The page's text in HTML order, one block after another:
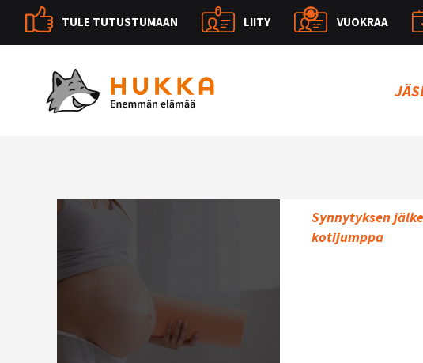
TULE TUTUSTUMAAN LIITY VUOKRAA
Synnytyksen
kotijumppa